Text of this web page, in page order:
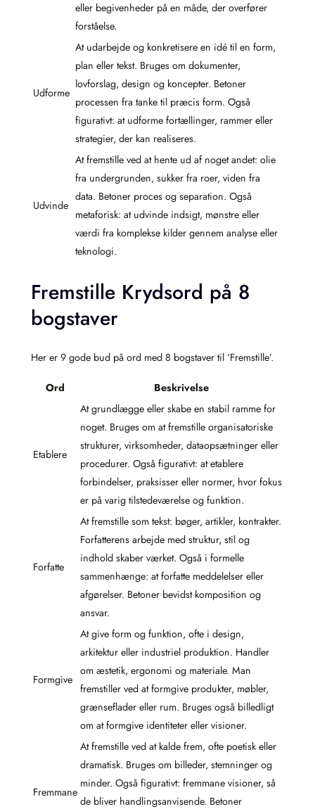
eller begivenheder på en måde, der overfører
forståelse.
Udforme
At udarbejde og konkretisere en idé til en form,
plan eller tekst. Bruges om dokumenter,
lovforslag, design og koncepter. Betoner
processen fra tanke til præcis form. Også
figurativt: at udforme fortællinger, rammer eller
strategier, der kan realiseres.
Udvinde
At fremstille ved at hente ud af noget andet: olie
fra undergrunden, sukker fra roer, viden fra
data. Betoner proces og separation. Også
metaforisk: at udvinde indsigt, mønstre eller
værdi fra komplekse kilder gennem analyse eller
teknologi.
Fremstille Krydsord på 8
bogstaver
Her er 9 gode bud på ord med 8 bogstaver til ‘Fremstille’.
Ord Beskrivelse
Etablere
At grundlægge eller skabe en stabil ramme for
noget. Bruges om at fremstille organisatoriske
strukturer, virksomheder, dataopsætninger eller
procedurer. Også figurativt: at etablere
forbindelser, praksisser eller normer, hvor fokus
er på varig tilstedeværelse og funktion.
Forfatte
At fremstille som tekst: bøger, artikler, kontrakter.
Forfatterens arbejde med struktur, stil og
indhold skaber værket. Også i formelle
sammenhænge: at forfatte meddelelser eller
afgørelser. Betoner bevidst komposition og
ansvar.
Formgive
At give form og funktion, ofte i design,
arkitektur eller industriel produktion. Handler
om æstetik, ergonomi og materiale. Man
fremstiller ved at formgive produkter, møbler,
grænseflader eller rum. Bruges også billedligt
om at formgive identiteter eller visioner.
Fremmane
At fremstille ved at kalde frem, ofte poetisk eller
dramatisk. Bruges om billeder, stemninger og
minder. Også figurativt: fremmane visioner, så
de bliver handlingsanvisende. Betoner